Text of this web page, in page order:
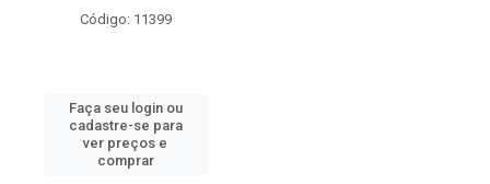
Código: 11399
Faça seu login ou
cadastre-se para
ver preços e
comprar